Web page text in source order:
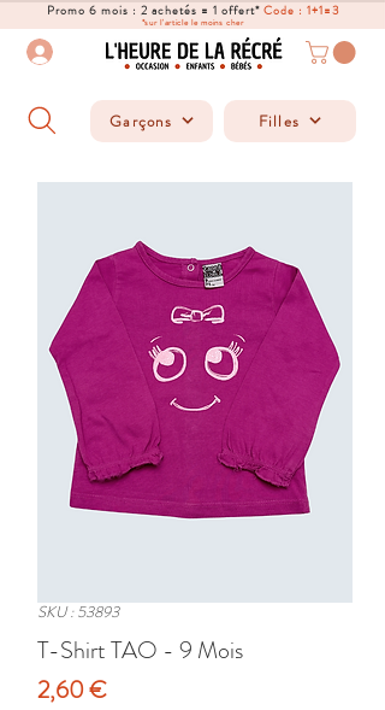
Promo 6 mois : 2 achetés = 1 offert*Code : 1+1=3
*sur l'article le moins cher
Garçons Filles
SKU : 53893
T-Shirt TAO - 9 Mois
2,60 €Prix